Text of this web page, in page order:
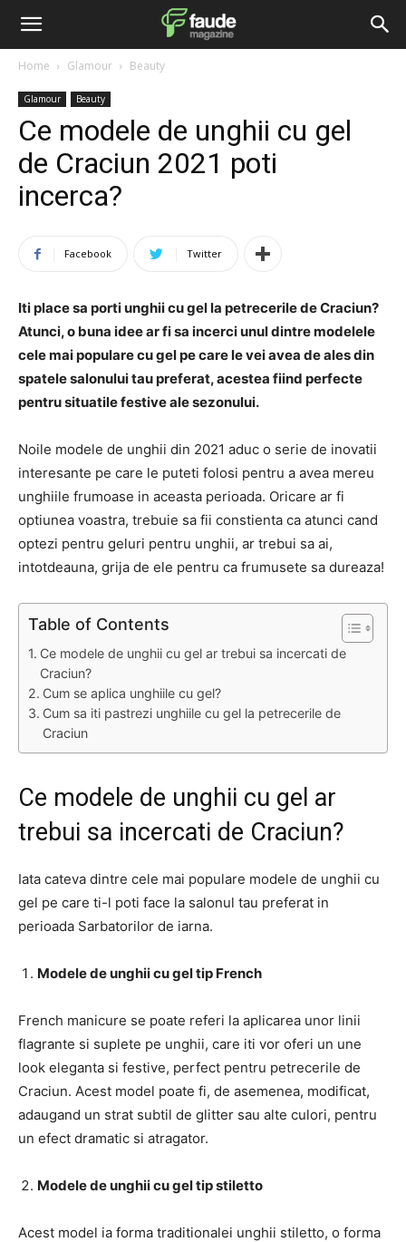
Home Glamour Beauty
Glamour Beauty
Ce modele de unghii cu gel
de Craciun 2021 poti
incerca?
Facebook Twitter
Iti place sa porti unghii cu gel la petrecerile de Craciun?
Atunci, o buna idee ar fi sa incerci unul dintre modelele
cele mai populare cu gel pe care le vei avea de ales din
spatele salonului tau preferat, acestea fiind perfecte
pentru situatile festive ale sezonului.
Noile modele de unghii din 2021 aduc o serie de inovatii
interesante pe care le puteti folosi pentru a avea mereu
unghiile frumoase in aceasta perioada. Oricare ar fi
optiunea voastra, trebuie sa fii constienta ca atunci cand
optezi pentru geluri pentru unghii, ar trebui sa ai,
intotdeauna, grija de ele pentru ca frumusete sa dureaza!
Table of Contents
Ce modele de unghii cu gel ar trebui sa incercati de
Craciun?
Cum se aplica unghiile cu gel?
Cum sa iti pastrezi unghiile cu gel la petrecerile de
Craciun
Ce modele de unghii cu gel ar
trebui sa incercati de Craciun?
Iata cateva dintre cele mai populare modele de unghii cu
gel pe care ti-l poti face la salonul tau preferat in
perioada Sarbatorilor de iarna.
Modele de unghii cu gel tip French
French manicure se poate referi la aplicarea unor linii
flagrante si suplete pe unghii, care iti vor oferi un une
look eleganta si festive, perfect pentru petrecerile de
Craciun. Acest model poate fi, de asemenea, modificat,
adaugand un strat subtil de glitter sau alte culori, pentru
un efect dramatic si atragator.
Modele de unghii cu gel tip stiletto
Acest model ia forma traditionalei unghii stiletto, o forma